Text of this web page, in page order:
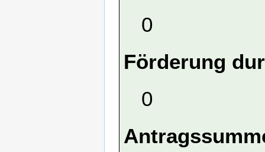
0
Förderung
0